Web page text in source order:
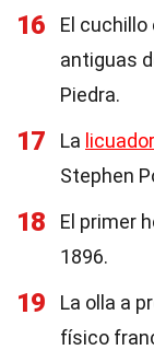
16
El
antiguas
Piedra.
17 La
Stephen
18
El primer
1896.
19
La olla a
físico